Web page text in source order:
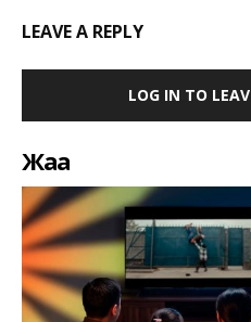
LEAVE A REPLY
LOG IN TO
Жаңа